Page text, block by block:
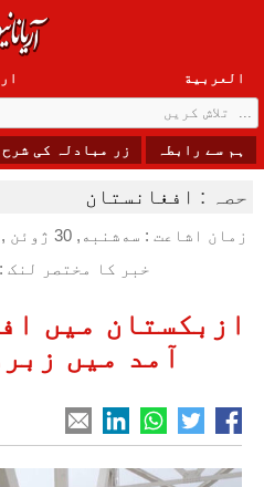
العربیة
ہم سے رابطہ زر مبادلہ کی شرح
حصہ : افغانستان
زمان اشاعت : سه‌شنبه, 30 ژوئن , 2026
خبر کا مختصر لنک :
ازبکستان میں
آمد میں